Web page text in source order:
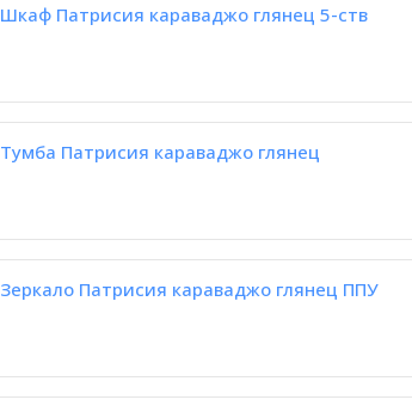
Шкаф Патрисия караваджо глянец 5-ств
Тумба Патрисия караваджо глянец
Зеркало Патрисия караваджо глянец ППУ